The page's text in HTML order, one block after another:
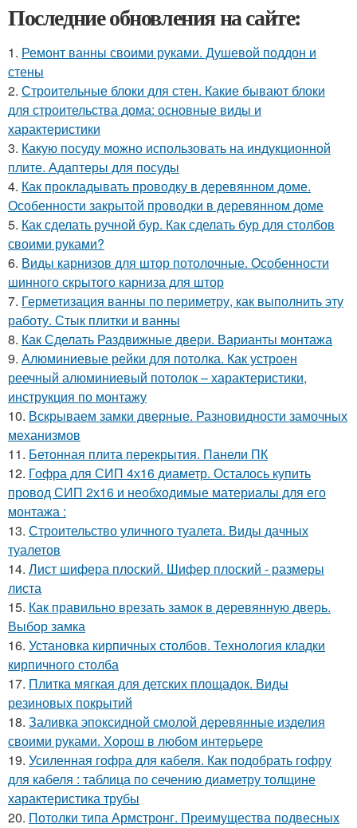
Последние обновления на сайте:
1. Ремонт ванны своими руками. Душевой поддон и
стены
2. Строительные блоки для стен. Какие бывают блоки
для строительства дома: основные виды и
характеристики
3. Какую посуду можно использовать на индукционной
плите. Адаптеры для посуды
4. Как прокладывать проводку в деревянном доме.
Особенности закрытой проводки в деревянном доме
5. Как сделать ручной бур. Как сделать бур для столбов
своими руками?
6. Виды карнизов для штор потолочные. Особенности
шинного скрытого карниза для штор
7. Герметизация ванны по периметру, как выполнить эту
работу. Стык плитки и ванны
8. Как Сделать Раздвижные двери. Варианты монтажа
9. Алюминиевые рейки для потолка. Как устроен
реечный алюминиевый потолок – характеристики,
инструкция по монтажу
10. Вскрываем замки дверные. Разновидности замочных
механизмов
11. Бетонная плита перекрытия. Панели ПК
12. Гофра для СИП 4х16 диаметр. Осталось купить
провод СИП 2х16 и необходимые материалы для его
монтажа :
13. Строительство уличного туалета. Виды дачных
туалетов
14. Лист шифера плоский. Шифер плоский - размеры
листа
15. Как правильно врезать замок в деревянную дверь.
Выбор замка
16. Установка кирпичных столбов. Технология кладки
кирпичного столба
17. Плитка мягкая для детских площадок. Виды
резиновых покрытий
18. Заливка эпоксидной смолой деревянные изделия
своими руками. Хорош в любом интерьере
19. Усиленная гофра для кабеля. Как подобрать гофру
для кабеля : таблица по сечению диаметру толщине
характеристика трубы
20. Потолки типа Армстронг. Преимущества подвесных